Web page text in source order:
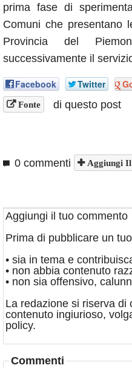
prima fase di
Comuni che presentano
Provincia del
successivamente il
Facebook Twitter
Fonte di questo post
0 commenti Aggiungi Il
Aggiungi il tuo commento
Prima di pubblicare un
• sia in tema e
• non abbia contenuto
• non sia offensivo,
La redazione si riserva di
contenuto ingiurioso,
policy.
Commenti